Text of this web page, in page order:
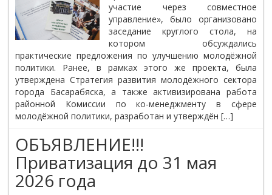
участие через совместное
управление», было организовано
заседание круглого стола, на
котором обсуждались
практические предложения по улучшению молодёжной
политики. Ранее, в рамках этого же проекта, была
утверждена Стратегия развития молодёжного сектора
города Басарабяска, а также активизирована работа
районной Комиссии по ко-менеджменту в сфере
молодёжной политики, разработан и утверждён […]
ОБЪЯВЛЕНИЕ!!!
Приватизация до 31 мая
2026 года